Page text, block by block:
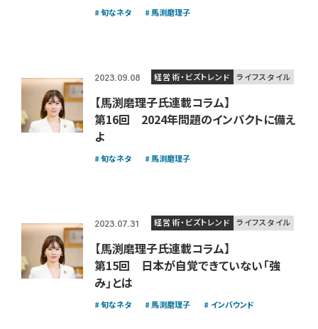
旬なネタ 馬渕磨理子
2023.09.08 経営術・ビズトレンド ライフスタイル
【馬渕磨理子氏連載コラム】
第16回 2024年問題のインパクトに備え
よ
旬なネタ 馬渕磨理子
2023.07.31 経営術・ビズトレンド ライフスタイル
【馬渕磨理子氏連載コラム】
第15回 日本が自覚できていない「強
み」とは
旬なネタ 馬渕磨理子 インバウンド